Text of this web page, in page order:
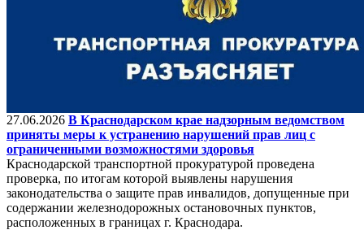
27.06.2026 В Краснодарском крае надзорным ведомством
приняты меры к устранению нарушений прав лиц с
ограниченными возможностями здоровья
Краснодарской транспортной прокуратурой проведена
проверка, по итогам которой выявлены нарушения
законодательства о защите прав инвалидов, допущенные при
содержании железнодорожных остановочных пунктов,
расположенных в границах г. Краснодара.